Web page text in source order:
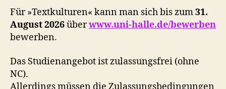
Für »Textkulturen« kann man sich bis zum31.
August 2026überwww.uni-halle.de/bewerben
bewerben.
Das Studienangebot ist zulassungsfrei (ohne
NC).
Allerdings müssen die Zulassungsbedingungen